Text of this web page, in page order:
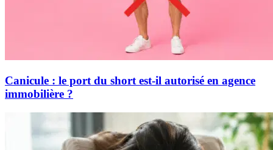
Canicule : le port du short est-il autorisé en agence
immobilière ?